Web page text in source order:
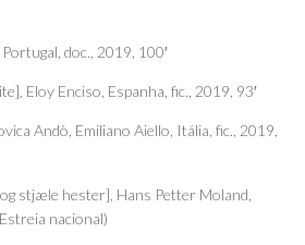
Portugal, doc., 2019, 100′
Eloy Enciso, Espanha, fic., 2019, 93′
Andò, Emiliano Aiello, Itália, fic., 2019,
stjæle hester], Hans Petter Moland,
nacional)